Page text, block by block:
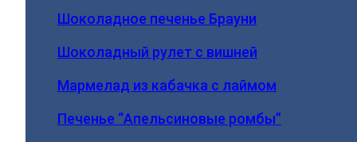
Шоколадное печенье Брауни
Шоколадный рулет с вишней
Мармелад из кабачка с лаймом
Печенье “Апельсиновые ромбы”